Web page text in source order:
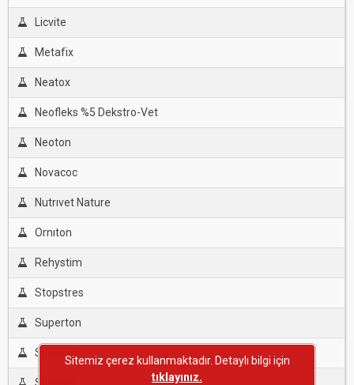
Licvite
Metafix
Neatox
Neofleks %5 Dekstro-Vet
Neoton
Novacoc
Nutrıvet Nature
Ornıton
Rehystim
Stopstres
Superton
Surcalce
Sitemiz çerez kullanmaktadır. Detaylı bilgi için
tıklayınız.